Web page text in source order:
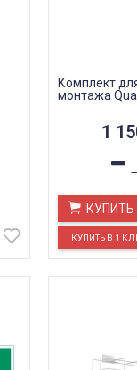
Комплект
монтажа
1
КУПИТЬ